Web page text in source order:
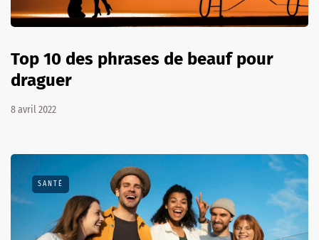
Top 10 des phrases de beauf pour
draguer
8 avril 2022
SANTÉ